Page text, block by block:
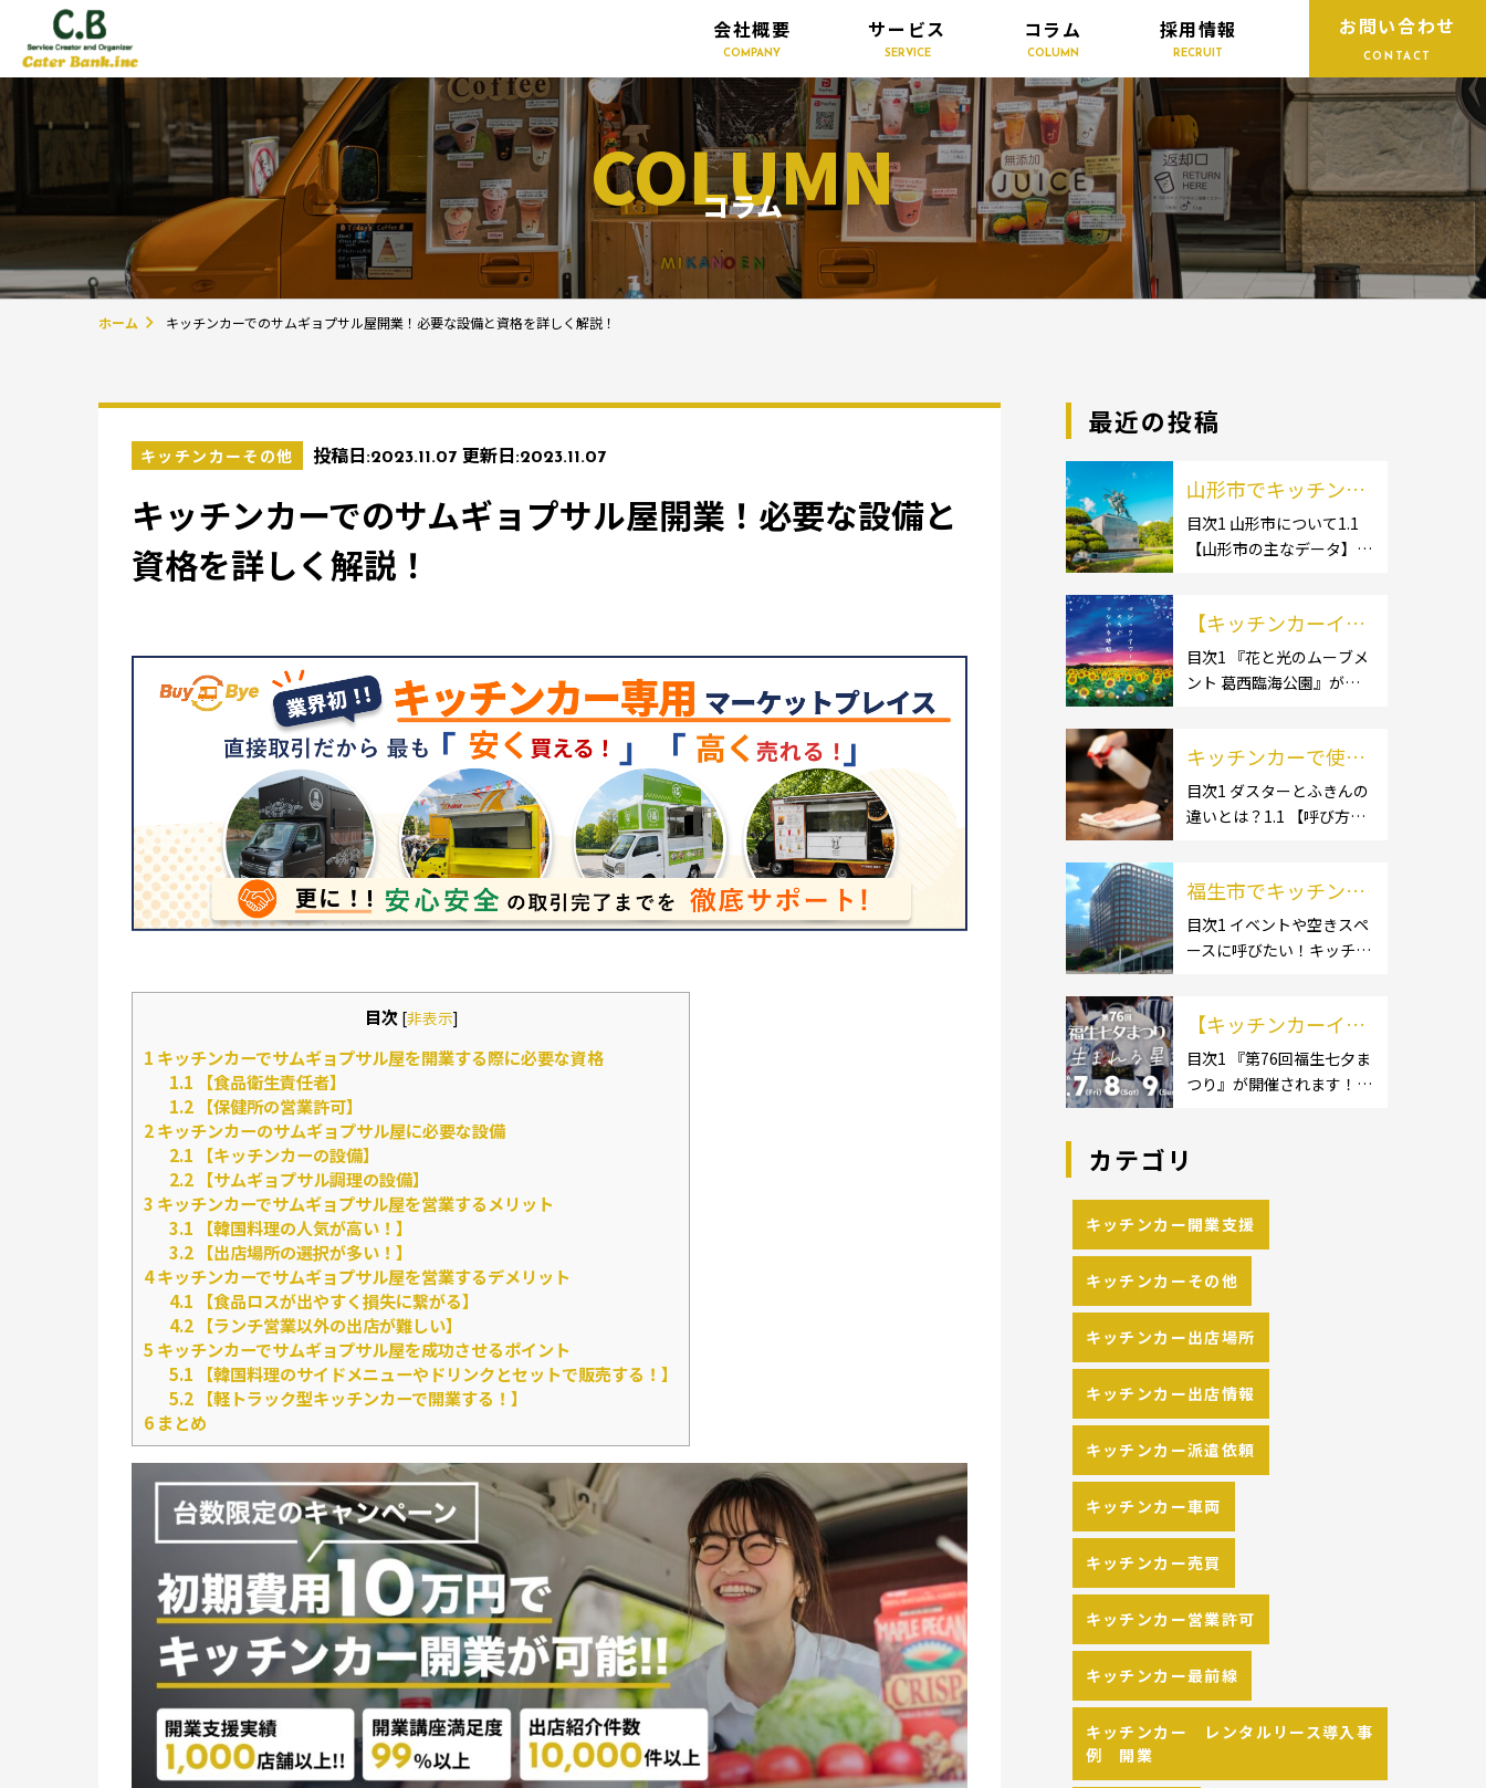
会社概要
COMPANY
サービス
SERVICE
コラム
COLUMN
採用情報
RECRUIT
お問い合わせ
CONTACT
COLUMN
コラム
ホーム キッチンカーでのサムギョプサル屋開業！必要な設備と資格を詳しく解説！
キッチンカーその他 投稿日:2023.11.07 更新日:2023.11.07
キッチンカーでのサムギョプサル屋開業！必要な設備と
資格を詳しく解説！
目次 [非表示]
1 キッチンカーでサムギョプサル屋を開業する際に必要な資格
1.1 【食品衛生責任者】
1.2【保健所の営業許可】
2キッチンカーのサムギョプサル屋に必要な設備
2.1 【キッチンカーの設備】
2.2【サムギョプサル調理の設備】
3 キッチンカーでサムギョプサル屋を営業するメリット
3.1 【韓国料理の人気が高い！】
3.2【出店場所の選択が多い！】
4キッチンカーでサムギョプサル屋を営業するデメリット
4.1 【食品ロスが出やすく損失に繋がる】
4.2【ランチ営業以外の出店が難しい】
5 キッチンカーでサムギョプサル屋を成功させるポイント
5.1 【韓国料理のサイドメニューやドリンクとセットで販売する！】
5.2【軽トラック型キッチンカーで開業する！】
6 まとめ
最近の投稿
山形市でキッチンカ
ー開業するなら格安
のレンタル・リー
流れも解説！
目次1 山形市について1.1
【山形市の主なデータ】
王温泉]1.2.2 [文翔館]1.3
【名産品・ご当地グルメ】
1.3.1 [芋煮]1.3 […]
【キッチンカーイベ
ント情報】花と光の
ムーブメント 葛西臨
います！
目次1 『花と光のムーブメ
ント 葛西臨海公園』が開
場といえば、やっぱりイベ
ント！ 日本全国で、キッチ
ンカーが営業している様々
キッチンカーで使用
するダスター・ふき
んの選び方とは？お
介！
目次1 ダスターとふきんの
違いとは？1.1 【呼び方の
ンタークロスとも呼ばれ
る】2 キッチンカーで使用
するダスター(ふきん)種類
福生市でキッチンカ
ーを呼びたい！派遣
してもらうにはどう
の流れや人気メニュ
ーを解説
目次1 イベントや空きスペ
ースに呼びたい！キッチン
キッチンカー:軽バン]1.1.2
[小型キッチンカー:軽トラ
ック]1.1.3 [中型・大型キッ
【キッチンカーイベ
ント情報】第76回福
生七夕まつりが開催
目次1 『第76回福生七夕ま
つり』が開催されます！2
りイベント！ 日本全国で、
催されています。 開業前に
キッチンカーの出店 […]
カテゴリ
キッチンカー開業支援
キッチンカーその他
キッチンカー出店場所
キッチンカー出店情報
キッチンカー派遣依頼
キッチンカー車両
キッチンカー売買
キッチンカー営業許可
キッチンカー最前線
キッチンカー レンタルリース導入事
例 開業